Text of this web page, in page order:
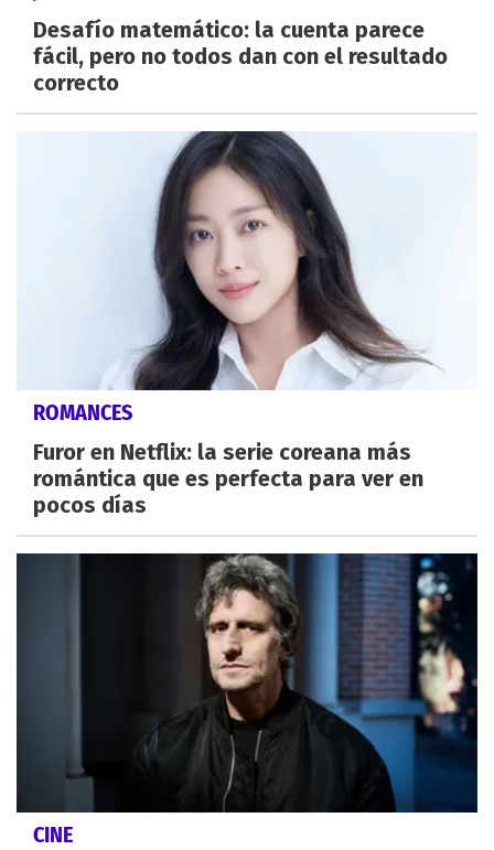
Desafío matemático: la cuenta parece
fácil, pero no todos dan con el resultado
correcto
ROMANCES
Furor en Netflix: la serie coreana más
romántica que es perfecta para ver en
pocos días
CINE